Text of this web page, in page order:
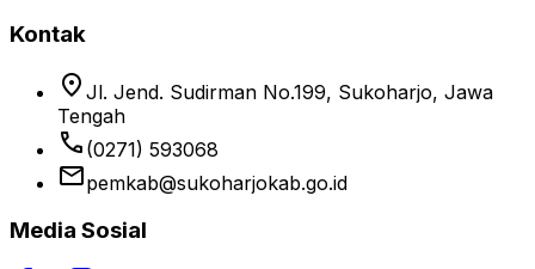
Kontak
location_on Jl. Jend. Sudirman No.199, Sukoharjo, Jawa
Tengah
phone (0271) 593068
emailpemkab@sukoharjokab.go.id
Media Sosial